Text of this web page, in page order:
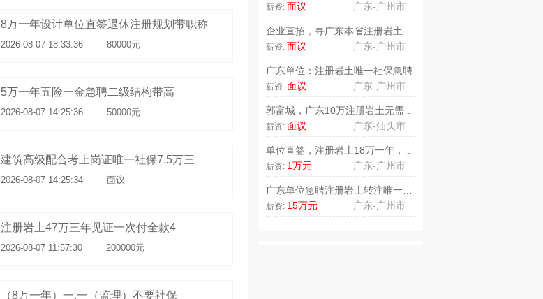
8万一年设计单位直签退休注册规划带职称
2026-08-07 18:33:36 80000元
5万一年五险一金急聘二级结构带高
2026-08-07 14:25:36 50000元
建筑高级配合考上岗证唯一社保7.5万三年广东人
2026-08-07 14:25:34 面议
注册岩土47万三年见证一次付全款4
2026-08-07 11:57:30 200000元
（8万一年）一.一（监理）不要社保
薪资: 面议 广东-广州市
薪资: 面议 广东-广州市
广东单位：注册岩土唯一社保急聘
薪资: 面议 广东-广州市
薪资: 面议 广东-汕头市
薪资: 1万元 广东-广州市
薪资: 15万元 广东-广州市